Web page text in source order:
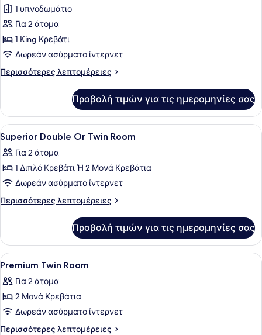
για
Junior
Σουίτα
1 υπνοδωμάτιο
Για 2 άτομα
1 King Κρεβάτι
Δωρεάν ασύρματο ίντερνετ
Περισσότερες λεπτομέρειες
Περισσότερες
Σουίτα
Προβολή τιμών για τις ημερομηνίες σας
Προβολή
όλων
των
φωτογραφιών
για
Superior
Twin
Room
Κλινοσκεπάσματα υψηλής
6
Superior Double Or Twin Room
Για 2 άτομα
1 Διπλό Κρεβάτι Ή 2 Μονά Κρεβάτια
Δωρεάν ασύρματο ίντερνετ
Περισσότερες λεπτομέρειες
Περισσότερες
Double
Or
Twin
Προβολή τιμών για τις ημερομηνίες σας
Προβολή
όλων
των
φωτογραφιών
για
Premium
Κλινοσκεπάσματα υψηλής
4
Premium Twin Room
Για 2 άτομα
2 Μονά Κρεβάτια
Δωρεάν ασύρματο ίντερνετ
Περισσότερες λεπτομέρειες
Περισσότερες